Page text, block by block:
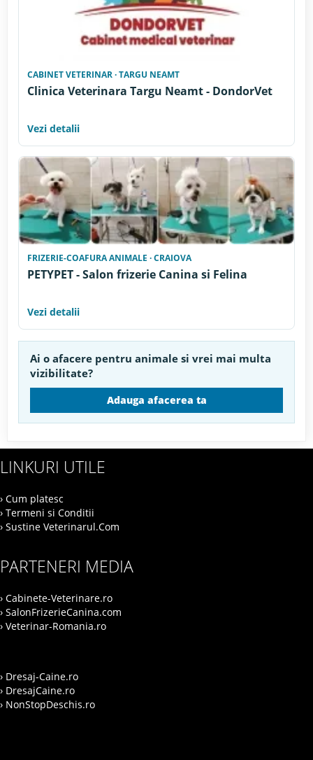
CABINET VETERINAR · TARGU NEAMT
Clinica Veterinara Targu Neamt - DondorVet
Vezi detalii
FRIZERIE-COAFURA ANIMALE · CRAIOVA
PETYPET - Salon frizerie Canina si Felina
Vezi detalii
Ai o afacere pentru animale si vrei mai multa
vizibilitate?
Adauga afacerea ta
LINKURI UTILE
› Cum platesc
› Termeni si Conditii
› Sustine Veterinarul.Com
PARTENERI MEDIA
› Cabinete-Veterinare.ro
› SalonFrizerieCanina.com
› Veterinar-Romania.ro
› Dresaj-Caine.ro
› DresajCaine.ro
› NonStopDeschis.ro